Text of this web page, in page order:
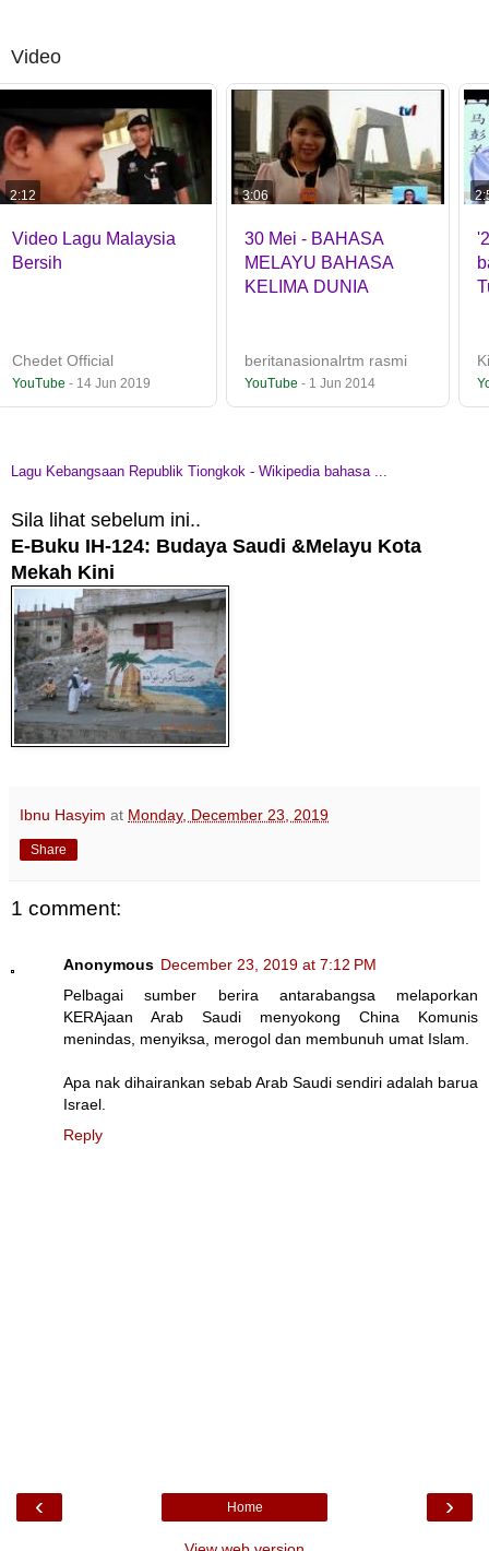
Video
PRATONTON
2:12
Video Lagu Malaysia
Bersih
Chedet Official
YouTube - 14 Jun 2019
3:06
30 Mei - BAHASA
MELAYU BAHASA
KELIMA DUNIA
beritanasionalrtm rasmi
YouTube - 1 Jun 2014
Lagu Kebangsaan Republik Tiongkok - Wikipedia bahasa ...
Sila lihat sebelum ini..
E-Buku IH-124: Budaya Saudi &Melayu Kota
Mekah Kini
Ibnu Hasyim at Monday, December 23, 2019
Share
1 comment:
Anonymous December 23, 2019 at 7:12 PM
Pelbagai sumber berira antarabangsa melaporkan
KERAjaan Arab Saudi menyokong China Komunis
menindas, menyiksa, merogol dan membunuh umat Islam.
Apa nak dihairankan sebab Arab Saudi sendiri adalah barua
Israel.
Reply
‹ ›
Home